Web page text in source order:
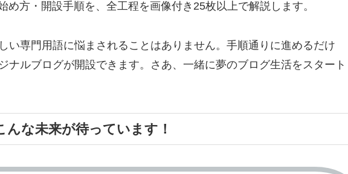
め方・開設手順を、全工程を画像付き25枚以上で解説します。
い専門用語に悩まされることはありません。手順通りに進めるだけ
ナルブログが開設できます。さあ、一緒に夢のブログ生活をスタート
んな未来が待っています！